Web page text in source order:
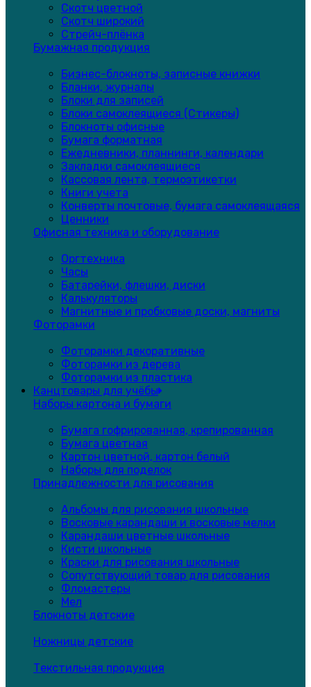
Скотч цветной
Скотч широкий
Стрейч-плёнка
Бумажная продукция
Бизнес-блокноты, записные книжки
Бланки, журналы
Блоки для записей
Блоки самоклеящиеся (Стикеры)
Блокноты офисные
Бумага форматная
Ежедневники, планнинги, календари
Закладки самоклеящиеся
Кассовая лента, термоэтикетки
Книги учета
Конверты почтовые, бумага самоклеящаяся
Ценники
Офисная техника и оборудование
Оргтехника
Часы
Батарейки, флешки, диски
Калькуляторы
Магнитные и пробковые доски, магниты
Фоторамки
Фоторамки декоративные
Фоторамки из дерева
Фоторамки из пластика
Канцтовары для учёбы
Наборы картона и бумаги
Бумага гофрированная, крепированная
Бумага цветная
Картон цветной, картон белый
Наборы для поделок
Принадлежности для рисования
Альбомы для рисования школьные
Восковые карандаши и восковые мелки
Карандаши цветные школьные
Кисти школьные
Краски для рисования школьные
Сопутствующий товар для рисования
Фломастеры
Мел
Блокноты детские
Ножницы детские
Текстильная продукция